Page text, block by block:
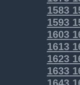
1583
1593
1603
1613
1623
1633